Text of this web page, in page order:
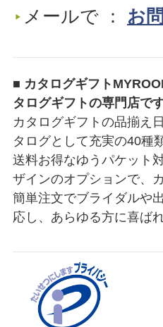
メールで ： お
■ カタログギフト
タログギフトの専門店です
カタログギフトの品揃え
タログとして充実の40種
送料お得なゆうパケット
ザインのオプションで、
簡単注文でブライダルや
応し、あらゆる方に喜ば